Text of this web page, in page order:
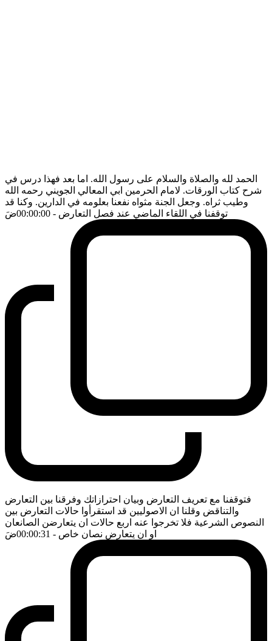
الحمد لله والصلاة والسلام على رسول الله. اما بعد فهذا درس في
شرح كتاب الورقات. لامام الحرمين ابي المعالي الجويني رحمه الله
وطيب ثراه. وجعل الجنة مثواه نفعنا بعلومه في الدارين. وكنا قد
توقفنا في اللقاء الماضي عند فصل التعارض - 00:00:00 ضَ
فتوقفنا مع تعريف التعارض وبيان احترازاتك وفرقنا بين التعارض
والتناقض وقلنا ان الاصوليين قد استقرأوا حالات التعارض بين
النصوص الشرعية فلا تخرجوا عنه اربع حالات ان يتعارضن الصانعان
او ان يتعارض نصان خاص - 00:00:31 ضَ